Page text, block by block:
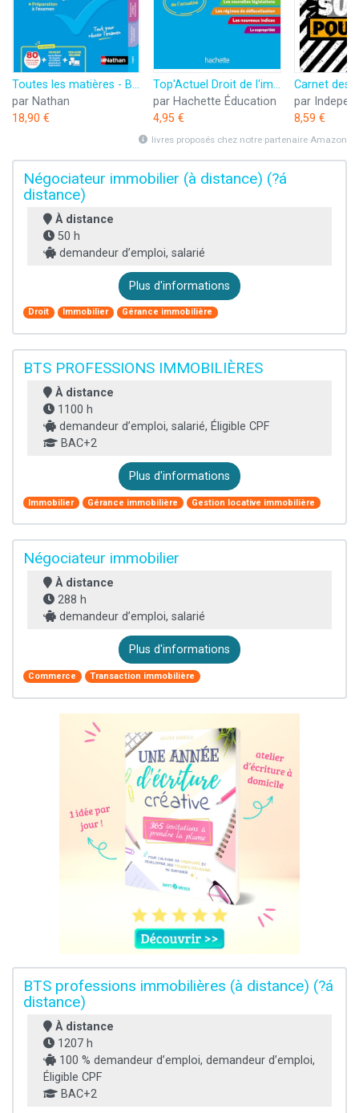
Toutes les matières - BTS Professions immobilières (PI) - Réflexe - Nouveau programme - Examens 2026 et suivants
par Nathan
18,90 €
Top'Actuel Droit de l'immobilier 2024-2025
par Hachette Éducation
4,95 €
8,59 €
livres proposés chez notre partenaire Amazon
Négociateur immobilier (à distance) (?á
distance)
À distance
50 h
demandeur d’emploi, salarié
Plus d'informations
Droit Immobilier Gérance immobilière
BTS PROFESSIONS IMMOBILIÈRES
À distance
1100 h
demandeur d’emploi, salarié, Éligible CPF
BAC+2
Plus d'informations
Immobilier Gérance immobilière Gestion locative immobilière
Négociateur immobilier
À distance
288 h
demandeur d’emploi, salarié
Plus d'informations
Commerce Transaction immobilière
BTS professions immobilières (à distance) (?á
distance)
À distance
1207 h
100 % demandeur d’emploi, demandeur d’emploi,
Éligible CPF
BAC+2